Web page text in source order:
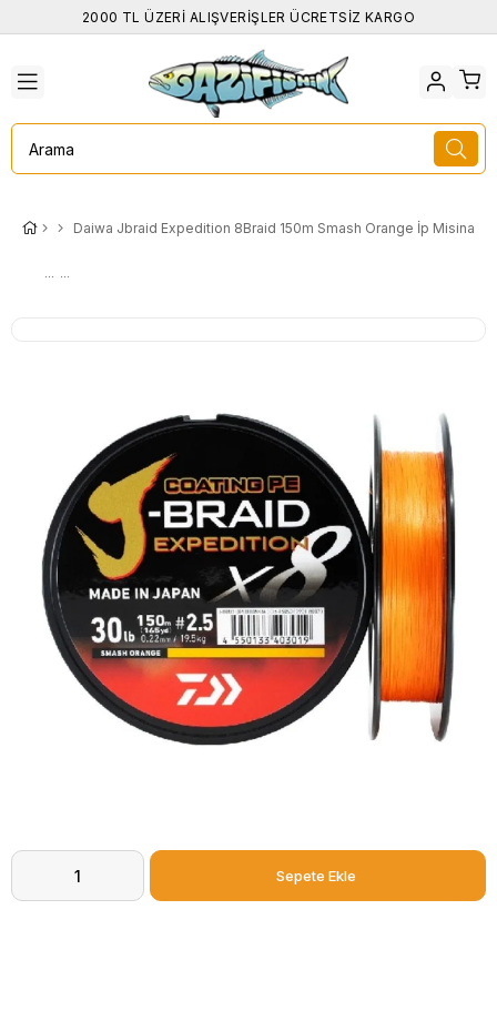
2000 TL ÜZERİ ALIŞVERİŞLER ÜCRETSİZ KARGO
Daiwa Jbraid Expedition 8Braid 150m Smash Orange İp Misina